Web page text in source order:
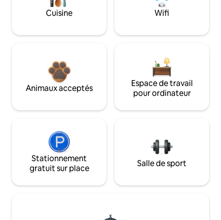
Cuisine Wifi
Animaux acceptés
Espace de travail
pour ordinateur
Stationnement
gratuit sur place
Salle de sport